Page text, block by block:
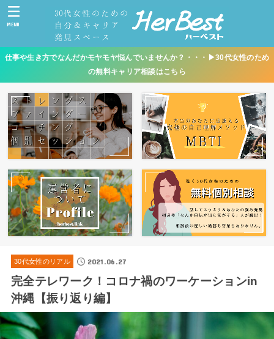
MENU
仕事や生き方でなんだかモヤモヤ悩んでいませんか？・・・▶︎30代女性のため
の無料キャリア相談はこちら
30代女性のリアル 2021.06.27
完全テレワーク！コロナ禍のワーケーションin
沖縄【振り返り編】